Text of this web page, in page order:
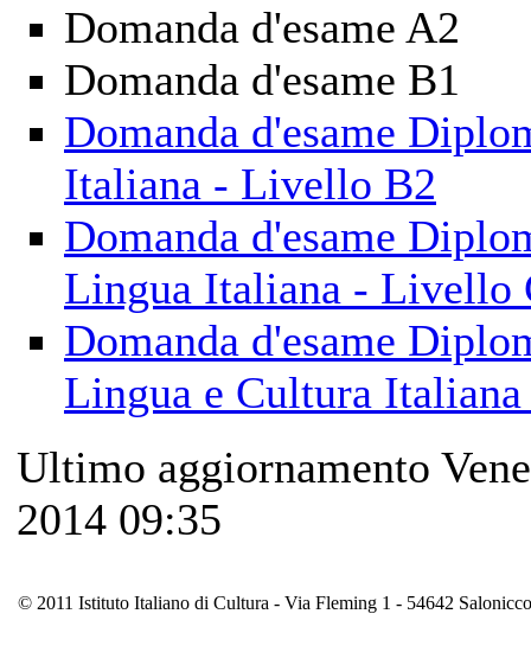
Domanda d'esame A2
Domanda d'esame B1
Domanda d'esame
Italiana - Livello B2
Domanda d'esame
Lingua Italiana - Livello
Domanda d'esame
Lingua e Cultura
Ultimo aggiornamento
2014 09:35
© 2011 Istituto Italiano di Cultura - Via Fleming 1 - 54642